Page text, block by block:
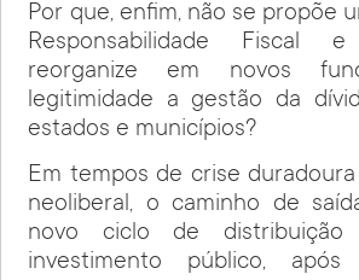
Por que, enfim, não se propõe
Responsabilidade Fiscal
reorganize em novos
legitimidade a gestão da
estados e municípios?
Em tempos de crise
neoliberal, o caminho de
novo ciclo de
investimento público,